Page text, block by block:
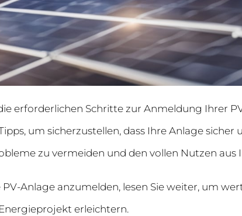
erforderlichen Schritte zur Anmeldung Ihrer
um sicherzustellen, dass Ihre Anlage
zu vermeiden und den vollen Nutzen aus
Anlage anzumelden, lesen Sie weiter, um
erleichtern.